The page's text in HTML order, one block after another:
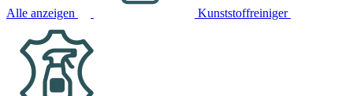
Alle anzeigen Kunststoffreiniger